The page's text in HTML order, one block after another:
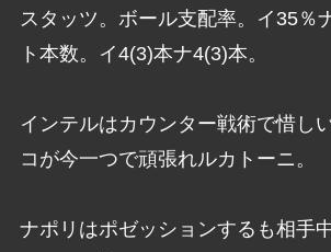
スタッツ。ボール支配率。イ35％
ト本数。イ4(3)本ナ4(3)本。
インテルはカウンター戦術で惜し
コが今一つで頑張れルカトーニ。
ナポリはポゼッションするも相手